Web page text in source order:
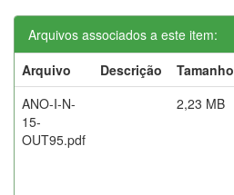
Arquivos associados a este item:
Arquivo
Descrição Tamanho
ANO-I-N-
15-
OUT95.pdf
2,23 MB